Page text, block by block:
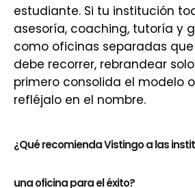
estudiante. Si tu institución
asesoría, coaching, tutoría y
como oficinas separadas
debe recorrer, rebrandear
primero consolida el modelo
refléjalo en el nombre.
¿Qué recomienda Vistingo a las
una oficina para el éxito?